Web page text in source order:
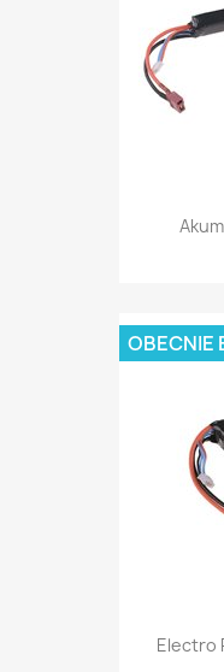
Electro
OBECNIE